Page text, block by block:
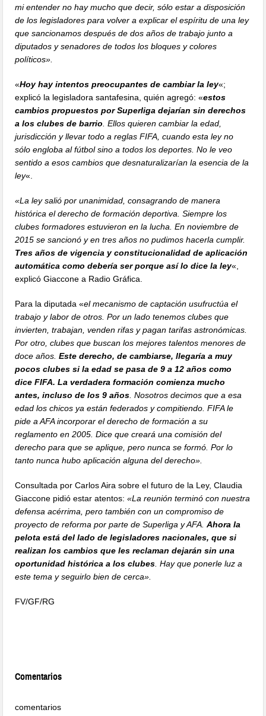
mi entender no hay mucho que decir, sólo estar a disposición
de los legisladores para volver a explicar el espíritu de una ley
que sancionamos después de dos años de trabajo junto a
diputados y senadores de todos los bloques y colores
políticos».
«Hoy hay intentos preocupantes de cambiar la ley«;
explicó la legisladora santafesina, quién agregó: «estos
cambios propuestos por Superliga dejarían sin derechos
a los clubes de barrio . Ellos quieren cambiar la edad,
jurisdicción y llevar todo a reglas FIFA, cuando esta ley no
sólo engloba al fútbol sino a todos los deportes. No le veo
sentido a esos cambios que desnaturalizarían la esencia de la
ley«.
«La ley salió por unanimidad, consagrando de manera
histórica el derecho de formación deportiva. Siempre los
clubes formadores estuvieron en la lucha. En noviembre de
2015 se sancionó y en tres años no pudimos hacerla cumplir.
Tres años de vigencia y constitucionalidad de aplicación
automática como debería ser porque así lo dice la ley«,
explicó Giaccone a Radio Gráfica.
Para la diputada «el mecanismo de captación usufructúa el
trabajo y labor de otros. Por un lado tenemos clubes que
invierten, trabajan, venden rifas y pagan tarifas astronómicas.
Por otro, clubes que buscan los mejores talentos menores de
doce años.Este derecho, de cambiarse, llegaría a muy
pocos clubes si la edad se pasa de 9 a 12 años como
dice FIFA. La verdadera formación comienza mucho
antes, incluso de los 9 años . Nosotros decimos que a esa
edad los chicos ya están federados y compitiendo. FIFA le
pide a AFA incorporar el derecho de formación a su
reglamento en 2005. Dice que creará una comisión del
derecho para que se aplique, pero nunca se formó. Por lo
tanto nunca hubo aplicación alguna del derecho».
Consultada por Carlos Aira sobre el futuro de la Ley, Claudia
Giaccone pidió estar atentos:«La reunión terminó con nuestra
defensa acérrima, pero también con un compromiso de
proyecto de reforma por parte de Superliga y AFA.Ahora la
pelota está del lado de legisladores nacionales, que si
realizan los cambios que les reclaman dejarán sin una
oportunidad histórica a los clubes . Hay que ponerle luz a
este tema y seguirlo bien de cerca».
FV/GF/RG
Comentarios
comentarios